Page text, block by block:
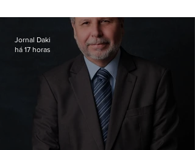
Jornal Daki
há 17 horas